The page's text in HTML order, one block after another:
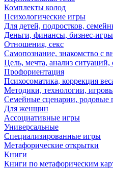
Комплекты колод
Психологические игры
Для детей, подростков,
Деньги, финансы, бизнес-игры
Отношения, секс
Самопознание, знакомство с
Цель, мечта, анализ ситуаций,
Профориентация
Психосоматика, коррекция
Методики, технологии,
Семейные сценарии, родовые
Для женщин
Ассоциативные игры
Универсальные
Специализированные игры
Метафорические открытки
Книги
Книги по метафорическим